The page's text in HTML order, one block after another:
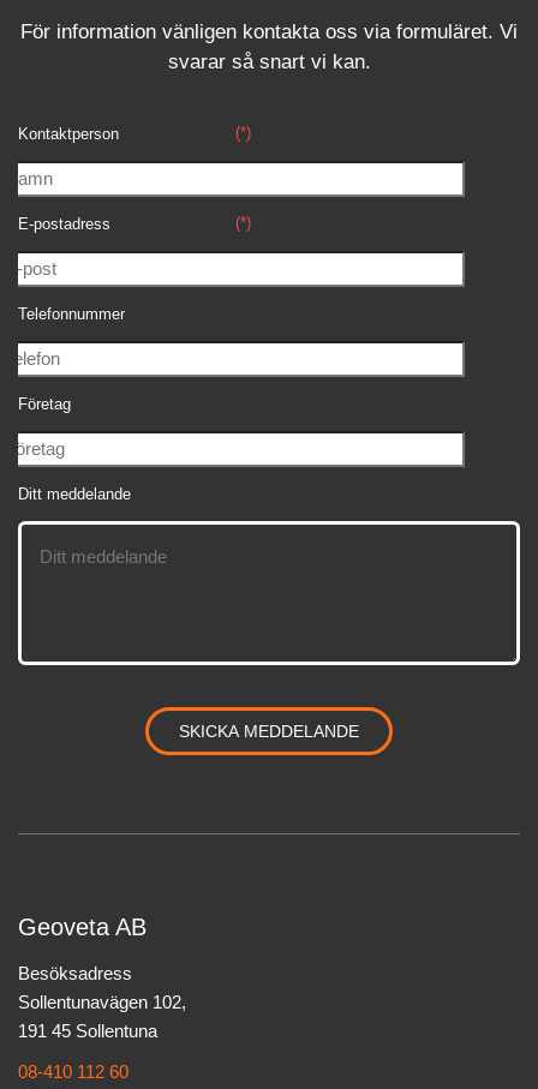
För information vänligen kontakta oss via formuläret. Vi
svararså snart vi kan.
Kontaktperson (*)
E-postadress (*)
Telefonnummer
Företag
Ditt meddelande
Geoveta AB
Besöksadress
Sollentunavägen 102,
191 45 Sollentuna
08-410 112 60